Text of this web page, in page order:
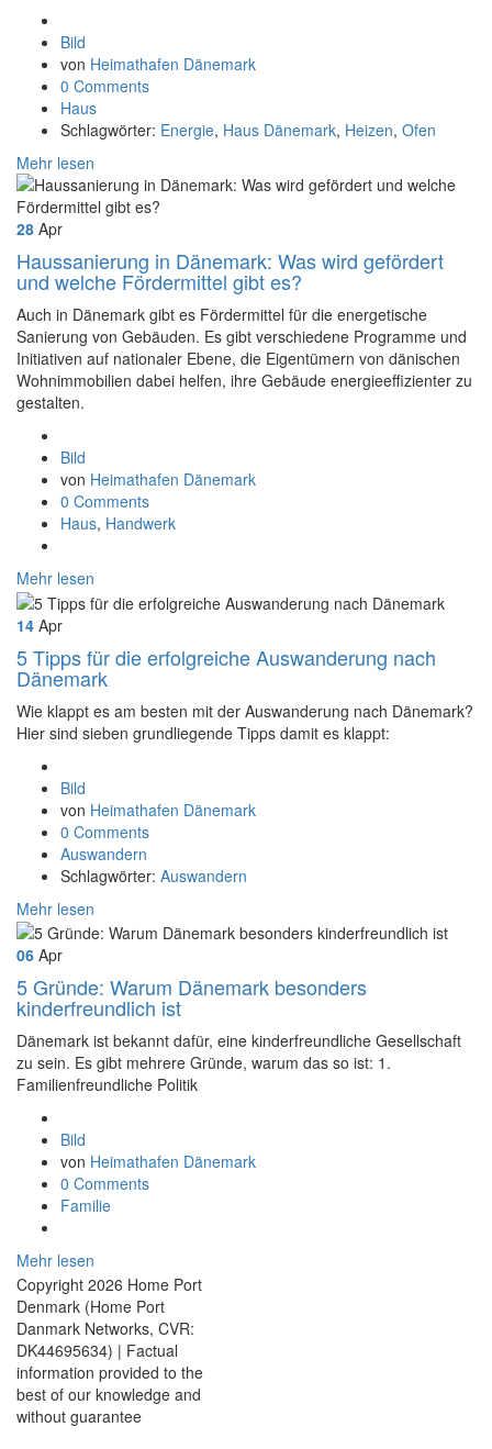
Format
Bild
von Heimathafen Dänemark
0 Comments
Haus
Schlagwörter: Energie, Haus Dänemark, Heizen, Ofen
Mehr lesen
28 Apr
Haussanierung in Dänemark: Was wird gefördert
und welche Fördermittel gibt es?
Auch in Dänemark gibt es Fördermittel für die energetische
Sanierung von Gebäuden. Es gibt verschiedene Programme und
Initiativen auf nationaler Ebene, die Eigentümern von dänischen
Wohnimmobilien dabei helfen, ihre Gebäude energieeffizienter zu
gestalten.
Format
Bild
von Heimathafen Dänemark
0 Comments
Haus, Handwerk
Mehr lesen
14 Apr
5 Tipps für die erfolgreiche Auswanderung nach
Dänemark
Wie klappt es am besten mit der Auswanderung nach Dänemark?
Hier sind sieben grundliegende Tipps damit es klappt:
Format
Bild
von Heimathafen Dänemark
0 Comments
Auswandern
Schlagwörter: Auswandern
Mehr lesen
06 Apr
5 Gründe: Warum Dänemark besonders
kinderfreundlich ist
Dänemark ist bekannt dafür, eine kinderfreundliche Gesellschaft
zu sein. Es gibt mehrere Gründe, warum das so ist: 1.
Familienfreundliche Politik
Format
Bild
von Heimathafen Dänemark
0 Comments
Familie
Mehr lesen
Copyright 2026 Home Port
Denmark (Home Port
Danmark Networks, CVR:
DK44695634) | Factual
information provided to the
best of our knowledge and
without guarantee